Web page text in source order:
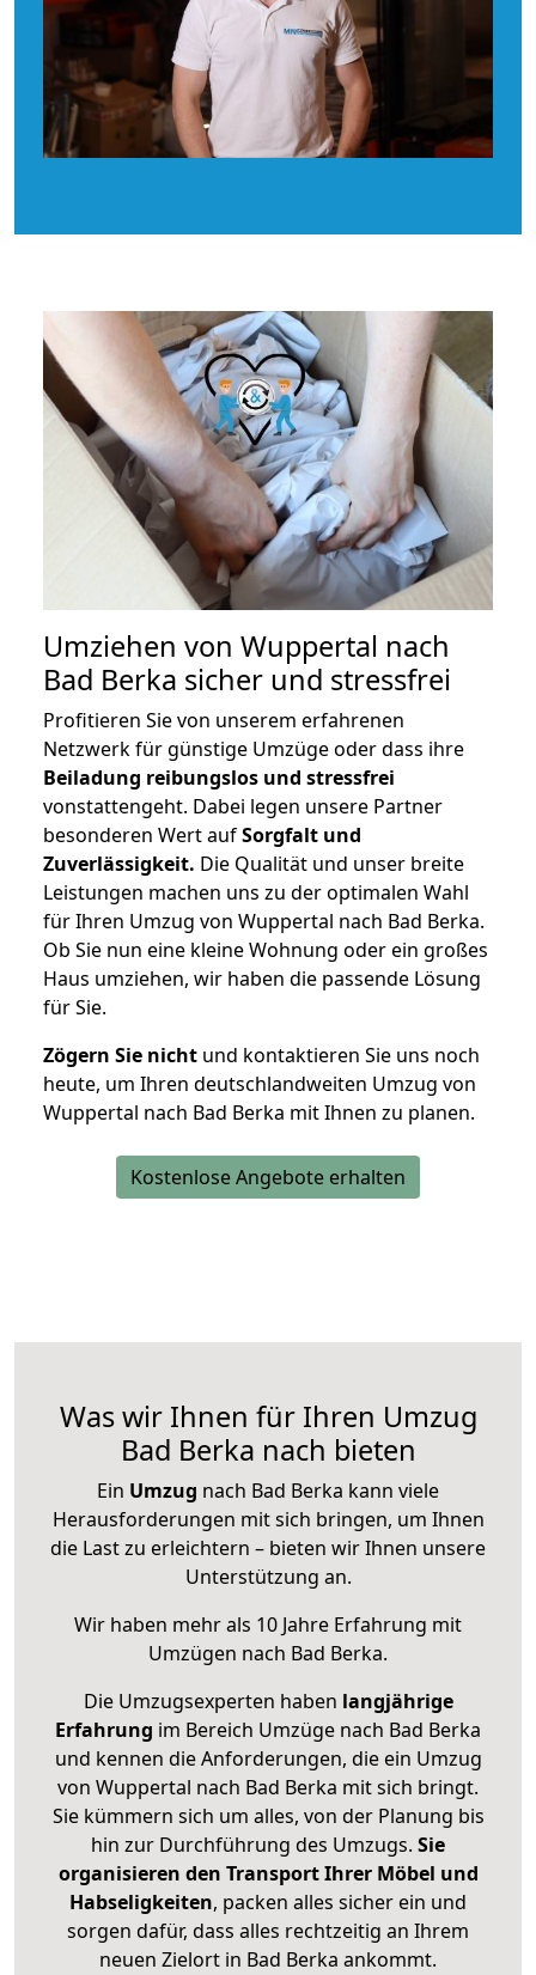
Umziehen von Wuppertal nach
Bad Berka sicher und stressfrei
Profitieren Sie von unserem erfahrenen
Netzwerk für günstige Umzüge oder dass ihre
Beiladung reibungslos und stressfrei
vonstattengeht. Dabei legen unsere Partner
besonderen Wert aufSorgfalt und
Zuverlässigkeit. Die Qualität und unser breite
Leistungen machen uns zu der optimalen Wahl
für Ihren Umzug von Wuppertal nach Bad Berka.
Ob Sie nun eine kleine Wohnung oder ein großes
Haus umziehen, wir haben die passende Lösung
für Sie.
Zögern Sie nicht und kontaktieren Sie uns noch
heute, um Ihren deutschlandweiten Umzug von
Wuppertal nach Bad Berka mit Ihnen zu planen.
Kostenlose Angebote erhalten
Was wir Ihnen für Ihren Umzug
Bad Berka nach bieten
Ein Umzug nach Bad Berka kann viele
Herausforderungen mit sich bringen, um Ihnen
die Last zu erleichtern – bieten wir Ihnen unsere
Unterstützung an.
Wir haben mehr als 10 Jahre Erfahrung mit
Umzügen nach Bad Berka.
Die Umzugsexperten haben langjährige
Erfahrung im Bereich Umzüge nach Bad Berka
und kennen die Anforderungen, die ein Umzug
von Wuppertal nach Bad Berka mit sich bringt.
Sie kümmern sich um alles, von der Planung bis
hin zur Durchführung des Umzugs. Sie
organisieren den Transport Ihrer Möbel und
Habseligkeiten, packen alles sicher ein und
sorgen dafür, dass alles rechtzeitig an Ihrem
neuen Zielort in Bad Berka ankommt.